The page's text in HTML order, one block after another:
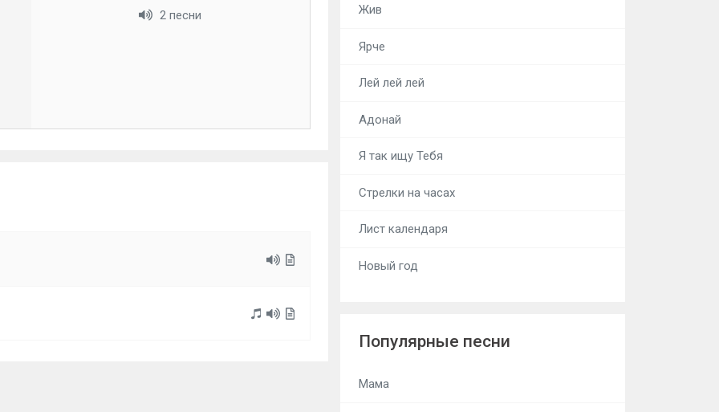
2 песни Жив
Ярче
Лей лей лей
Адонай
Я так ищу Тебя
Стрелки на часах
Лист календаря
Новый год
Популярные песни
Мама